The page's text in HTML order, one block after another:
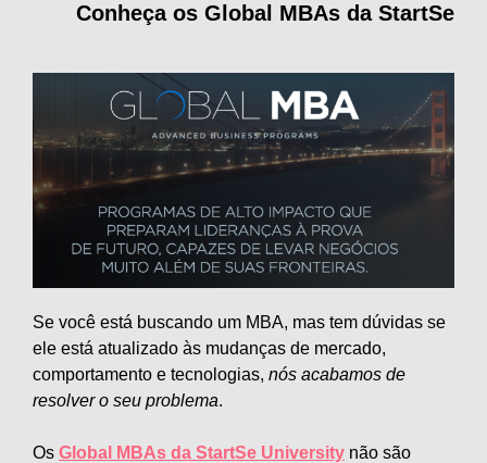
Conheça os Global MBAs da StartSe
Se você está buscando um MBA, mas tem dúvidas se
ele está atualizado às mudanças de mercado,
comportamento e tecnologias, nós acabamos de
resolver o seu problema.
Os Global MBAs da StartSe University não são